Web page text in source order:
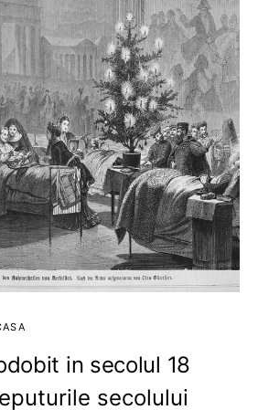
in secolul 18
secolului